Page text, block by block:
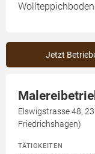
Wollteppichboden
Jetzt
Elswigstrasse 48,
Friedrichshagen)
TÄTIGKEITEN